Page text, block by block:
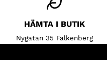
HÄMTA I BUTIK
Nygatan 35 Falkenberg